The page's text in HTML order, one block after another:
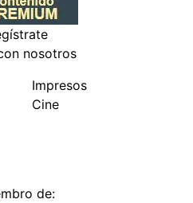
nosotros
Impresos
Cine
de: